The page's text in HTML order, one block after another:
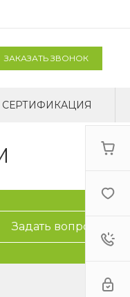
ЗАКАЗАТЬ ЗВОНОК
СЕРТИФИКАЦИЯ
Задать вопрос